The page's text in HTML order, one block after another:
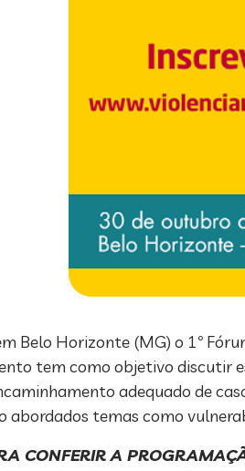
Belo Horizonte (MG) o 1º
tem como objetivo discutir
adequado de
abordados temas como
CONFERIR A